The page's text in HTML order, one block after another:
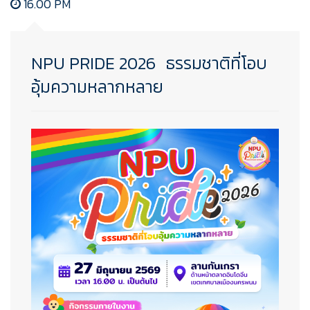
16.00 PM
NPU PRIDE 2026 ธรรมชาติที่โอบ
อุ้มความหลากหลาย